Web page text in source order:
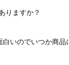
りますか？
いのでいつか商品